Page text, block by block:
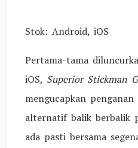
Stok: Android, iOS
Pertama-tama
iOS, Superior Stickman
mengucapkan
alternatif balik berbalik
ada pasti bersama